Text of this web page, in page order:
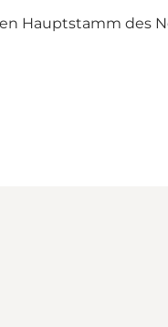
Hauptstamm des